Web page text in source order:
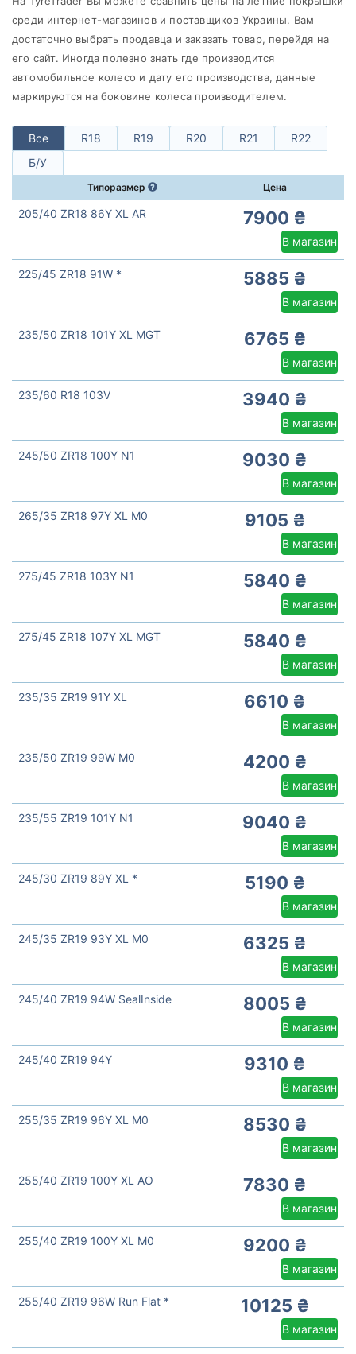
среди интернет-магазинов и поставщиков Украины. Вам
достаточно выбрать продавца и заказать товар, перейдя на
его сайт. Иногда полезно знать где производится
автомобильное колесо и дату его производства, данные
маркируются на боковине колеса производителем.
Все R18 R19 R20 R21
R22
Б/У
Типоразмер Цена
205/40 ZR18 86Y XL AR 7900 ₴
В магазин
225/45 ZR18 91W * 5885 ₴
В магазин
235/50 ZR18 101Y XL MGT 6765 ₴
В магазин
235/60 R18 103V 3940 ₴
В магазин
245/50 ZR18 100Y N1 9030 ₴
В магазин
265/35 ZR18 97Y XL M0 9105 ₴
В магазин
275/45 ZR18 103Y N1 5840 ₴
В магазин
275/45 ZR18 107Y XL MGT 5840 ₴
В магазин
235/35 ZR19 91Y XL 6610 ₴
В магазин
235/50 ZR19 99W M0 4200 ₴
В магазин
235/55 ZR19 101Y N1 9040 ₴
В магазин
245/30 ZR19 89Y XL * 5190 ₴
В магазин
245/35 ZR19 93Y XL M0 6325 ₴
В магазин
245/40 ZR19 94W SealInside 8005 ₴
В магазин
245/40 ZR19 94Y 9310 ₴
В магазин
255/35 ZR19 96Y XL M0 8530 ₴
В магазин
255/40 ZR19 100Y XL AO 7830 ₴
В магазин
255/40 ZR19 100Y XL M0 9200 ₴
В магазин
255/40 ZR19 96W Run Flat * 10125 ₴
В магазин
Все бренды
Тип транспортного средства
Сбросить